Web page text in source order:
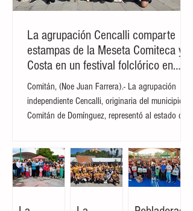
09:00 horas en la zona oriente de la
La agrupación Cencalli comparte
estampas de la Meseta Comiteca y la
Costa en un festival folclórico en
Cholula
Comitán, (Noe Juan Farrera).- La agrupación
independiente Cencalli, originaria del municipio de
Chiapas en el Primer Festival Nacional Vive el
Folclor, celebrado en la localidad de San Andrés
Cholula, Puebla. La compañía de danza,